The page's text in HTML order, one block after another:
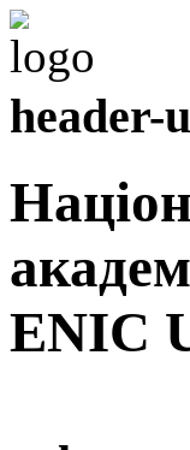
header-
ENIC